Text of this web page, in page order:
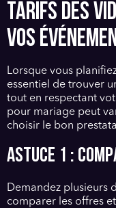
TARIFS DES
VOS
Lorsque vous
essentiel de trouver
tout en respectant
pour mariage peut
choisir le bon
Astuce 1 :
Demandez plusieurs
comparer les offres